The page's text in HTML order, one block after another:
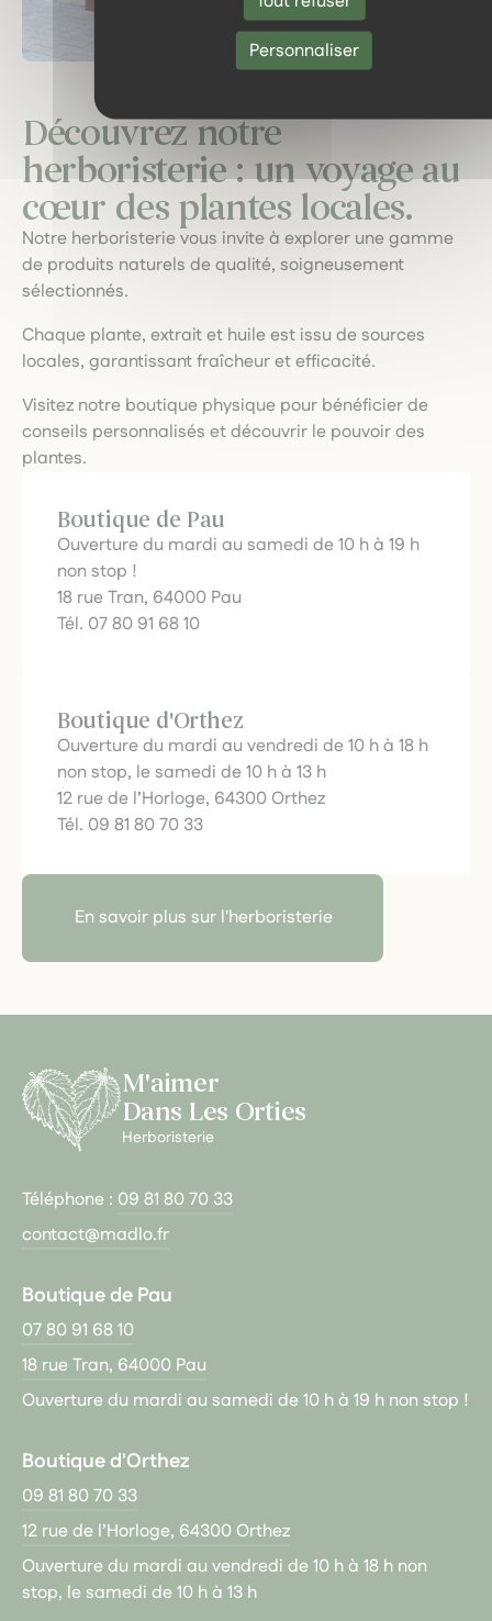
Personnaliser
Découvrez notre
herboristerie : un voyage au
cœur des plantes locales.
Notre herboristerie vous invite à explorer une gamme
de produits naturels de qualité, soigneusement
sélectionnés.
Chaque plante, extrait et huile est issu de sources
locales, garantissant fraîcheur et efficacité.
Visitez notre boutique physique pour bénéficier de
conseils personnalisés et découvrir le pouvoir des
plantes.
Boutique de Pau
Ouverture du mardi au samedi de 10 h à 19 h
non stop !
18 rue Tran, 64000 Pau
Tél. 07 80 91 68 10
Boutique d'Orthez
Ouverture du mardi au vendredi de 10 h à 18 h
non stop, le samedi de 10 h à 13 h
12 rue de l’Horloge, 64300 Orthez
Tél. 09 81 80 70 33
En savoir plus sur l'herboristerie
M'aimer
Dans Les Orties
Herboristerie
Téléphone : 09 81 80 70 33
contact@madlo.fr
Boutique de Pau
07 80 91 68 10
18 rue Tran, 64000 Pau
Ouverture du mardi au samedi de 10 h à 19 h non stop !
Boutique d'Orthez
09 81 80 70 33
12 rue de l’Horloge, 64300 Orthez
Ouverture du mardi au vendredi de 10 h à 18 h non
stop, le samedi de 10 h à 13 h